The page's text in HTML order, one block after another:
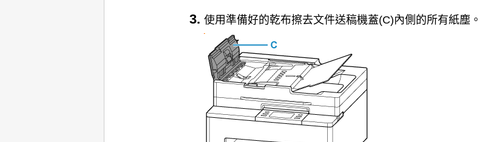
使用準備好的乾布擦去文件送稿機蓋(C)內側的所有紙塵。